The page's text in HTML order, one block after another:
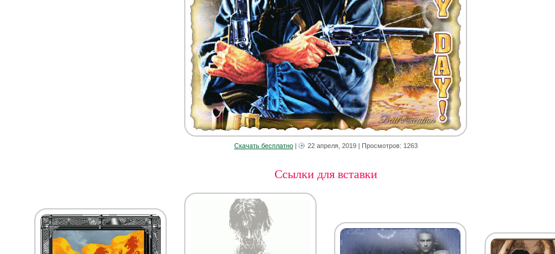
Скачать бесплатно| 22 апреля, 2019| Просмотров: 1263
Ссылки для вставки